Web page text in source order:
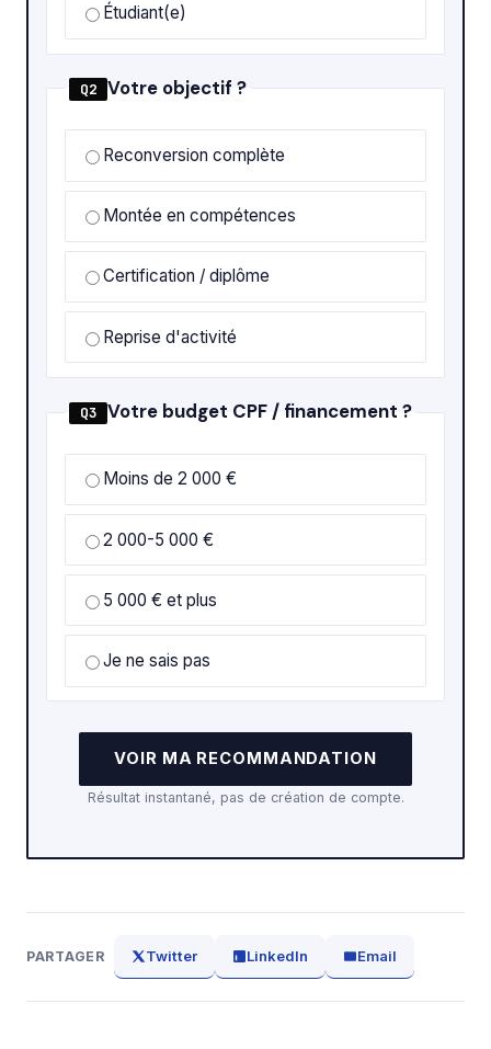
Étudiant(e)
Q2 Votre objectif ?
Reconversion complète
Montée en compétences
Certification / diplôme
Reprise d'activité
Q3 Votre budget CPF / financement ?
Moins de 2 000 €
2 000-5 000 €
5 000 € et plus
Je ne sais pas
VOIR MA RECOMMANDATION
Résultat instantané, pas de création de compte.
PARTAGER Twitter LinkedIn Email